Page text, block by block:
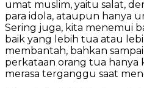
umat muslim, yaitu salat,
para idola, ataupun hanya
Sering juga, kita menemui
baik yang lebih tua atau
membantah, bahkan
perkataan orang tua hanya
merasa terganggu saat